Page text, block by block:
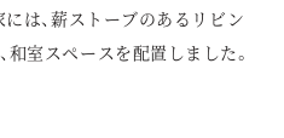
は、薪ストーブのあるリビン
室スペースを配置しました。